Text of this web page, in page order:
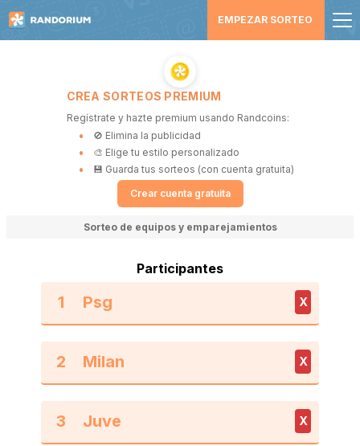
EMPEZAR SORTEO
CREA SORTEOS PREMIUM
Regístrate y hazte premium usando Randcoins:
🚫 Elimina la publicidad
🎨 Elige tu estilo personalizado
💾 Guarda tus sorteos (con cuenta gratuita)
Crear cuenta gratuita
Sorteo de equipos y emparejamientos
Participantes
1 X
2 X
3 X